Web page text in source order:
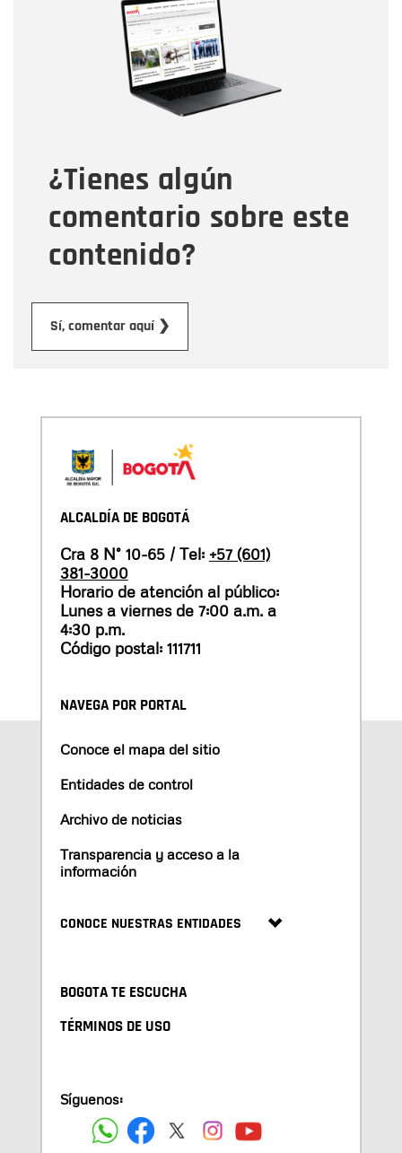
¿Tienes algún
comentario sobre este
contenido?
Sí, comentar aquí ❯
Correo electrónico
Tipo de comentario
Mensaje
ALCALDÍA DE BOGOTÁ
Cra 8 N° 10-65 / Tel: +57 (601)
381-3000
Horario de atención al público:
Lunes a viernes de 7:00 a.m. a
4:30 p.m.
Código postal: 111711
NAVEGA POR PORTAL
Conoce el mapa del sitio
Entidades de control
Archivo de noticias
Transparencia y acceso a la
información
CONOCE NUESTRAS ENTIDADES
BOGOTA TE ESCUCHA
TÉRMINOS DE USO
Síguenos: